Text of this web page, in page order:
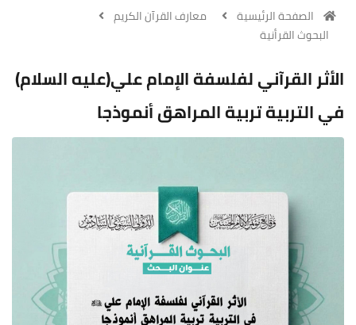
الصفحة الرئيسية
معارف القرآن الكريم
البحوث القرأنية
الأثر القرآني لفلسفة الإمام علي(عليه السلام)
في التربية تربية المراهق أنموذجا